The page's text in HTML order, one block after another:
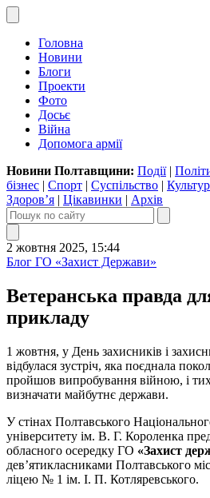
Головна
Новини
Блоги
Проекти
Фото
Досьє
Війна
Допомога армії
Новини Полтавщини: Події|
бізнес | Спорт | Суспільство |
Здоров’я | Цікавинки | Архів
2 жовтня 2025, 15:44
Блог ГО «Захист Держави»
Ветеранська правда
прикладу
1 жовтня, у День захисників і
відбулася зустріч, яка поєднала
пройшов випробування війною, і
визначати майбутнє держави.
У стінах Полтавського
університету ім. В. Г. Короленка
обласного осередку ГО «Захист
дев’ятикласниками Полтавського
ліцею № 1 ім. І. П. Котляревського.